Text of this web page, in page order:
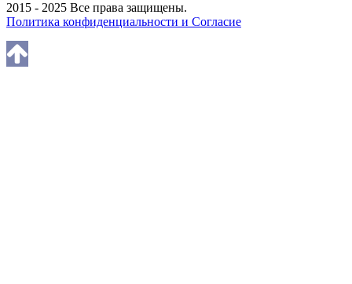
2015 - 2025 Все права защищены.
Политика конфиденциальности и Согласие